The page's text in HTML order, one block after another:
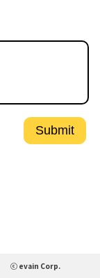
Submit
ⓒ evain Corp.